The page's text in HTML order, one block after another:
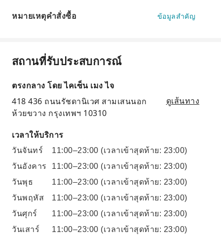
หมายเหตุคำสั่งซื้อ ข้อมูลสำคัญ
สถานที่รับประสบการณ์
ตรงกลาง โดย ไคเซ็น เมง ไจ
418 436 ถนนรัชดานิเวศ สามเสนนอก
ห้วยขวาง กรุงเทพฯ 10310
ดูเส้นทาง
เวลาให้บริการ
วันจันทร์ 11:00–23:00 (เวลาเข้าสุดท้าย: 23:00)
วันอังคาร
11:00–23:00 (เวลาเข้าสุดท้าย: 23:00)
วันพุธ
11:00–23:00 (เวลาเข้าสุดท้าย: 23:00)
วันพฤหัส
11:00–23:00 (เวลาเข้าสุดท้าย: 23:00)
วันศุกร์
11:00–23:00 (เวลาเข้าสุดท้าย: 23:00)
วันเสาร์
11:00–23:00 (เวลาเข้าสุดท้าย: 23:00)